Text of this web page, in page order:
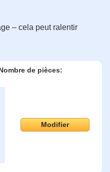
– cela peut ralentir
de pièces:
Modifier